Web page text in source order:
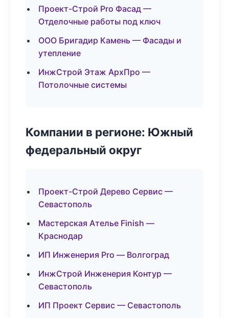
Проект-Строй Pro Фасад —
Отделочные работы под ключ
ООО Бригадир Камень — Фасады и
утепление
ИнжСтрой Этаж АрхПро —
Потолочные системы
Компании в регионе: Южный
федеральный округ
Проект-Строй Дерево Сервис —
Севастополь
Мастерская Ателье Finish —
Краснодар
ИП Инженерия Pro — Волгоград
ИнжСтрой Инженерия Контур —
Севастополь
ИП Проект Сервис — Севастополь